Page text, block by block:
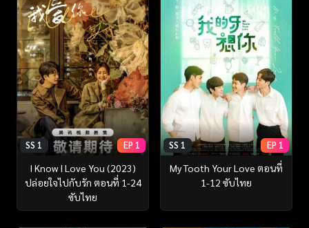
SS 1 EP 1
I Know I Love You (2023)
ปล่อยใจไปกับรัก ตอนที่ 1-24
ซับไทย
SS 1 EP 1
My Tooth Your Love ตอนที่
1-12 ซับไทย